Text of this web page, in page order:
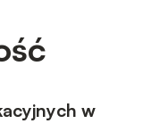
w